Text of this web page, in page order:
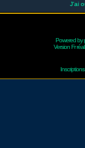
J'ai
Powered by
Version Fr